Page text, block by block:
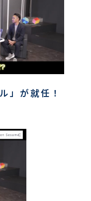
」が就任！